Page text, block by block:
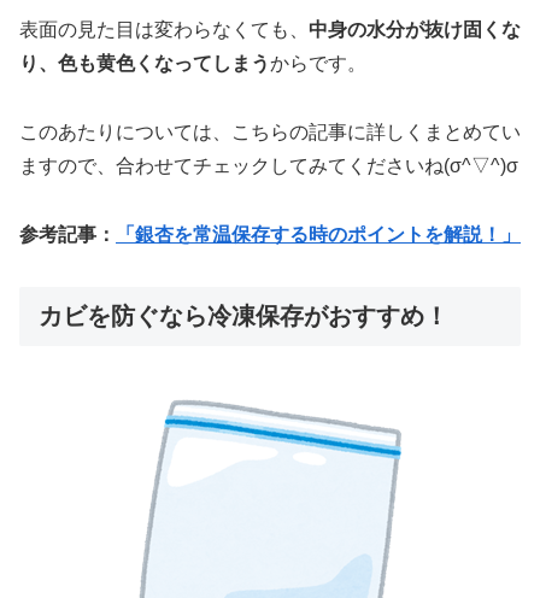
表面の見た目は変わらなくても、 中身の水分が抜け固くな
り、色も黄色くなってしまうからです。
このあたりについては、こちらの記事に詳しくまとめてい
ますので、合わせてチェックしてみてくださいね(σ^▽^)σ
参考記事： 「銀杏を常温保存する時のポイントを解説！」
カビを防ぐなら冷凍保存がおすすめ！